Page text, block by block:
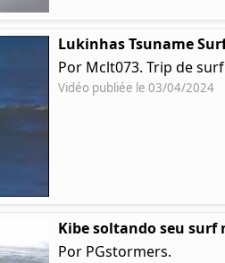
Lukinhas Tsuname
Por Mclt073. Trip de
Vidéo publiée le 03/04/2024
Kibe soltando seu surf
Por PGstormers.